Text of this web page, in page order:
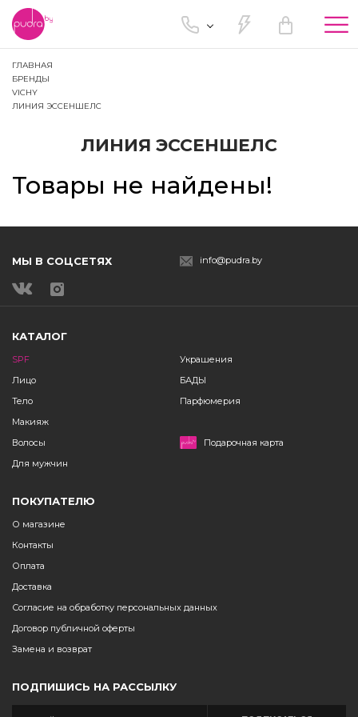
ГЛАВНАЯ
БРЕНДЫ
VICHY
ЛИНИЯ ЭССЕНШЕЛС
ЛИНИЯ ЭССЕНШЕЛС
Товары не найдены!
МЫ В СОЦСЕТЯХ info@pudra.by
КАТАЛОГ
SPF
Лицо
Тело
Макияж
Волосы
Для мужчин
Украшения
БАДЫ
Парфюмерия
Подарочная карта
ПОКУПАТЕЛЮ
О магазине
Контакты
Оплата
Доставка
Согласие на обработку персональных данных
Договор публичной оферты
Замена и возврат
ПОДПИШИСЬ НА РАССЫЛКУ